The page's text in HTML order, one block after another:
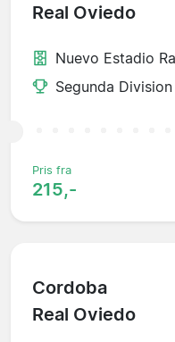
Real Oviedo
Nuevo Estadio
Segunda Division
Pris fra
215,-
Cordoba
Real Oviedo